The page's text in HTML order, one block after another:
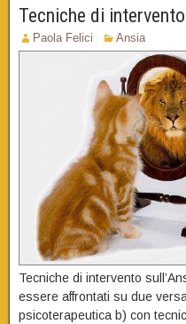
Tecniche di
Paola Felici Ansia
Tecniche di intervento
essere affrontati su due
psicoterapeutica b) con